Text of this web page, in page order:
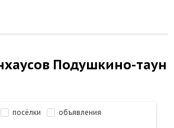
Подушкино-таун
посёлки объявления